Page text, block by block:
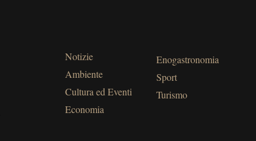
Notizie
Ambiente
Cultura ed Eventi
Economia
Enogastronomia
Sport
Turismo